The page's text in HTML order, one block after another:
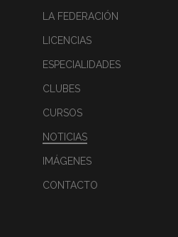
LA FEDERACIÓN
LICENCIAS
ESPECIALIDADES
CLUBES
CURSOS
NOTICIAS
IMÁGENES
CONTACTO